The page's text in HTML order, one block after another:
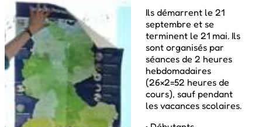
Ils démarrent le 21
septembre et se
terminent le 21 mai. Ils
sont organisés par
séances de 2 heures
hebdomadaires
(26×2=52 heures de
cours), sauf pendant
les vacances scolaires.